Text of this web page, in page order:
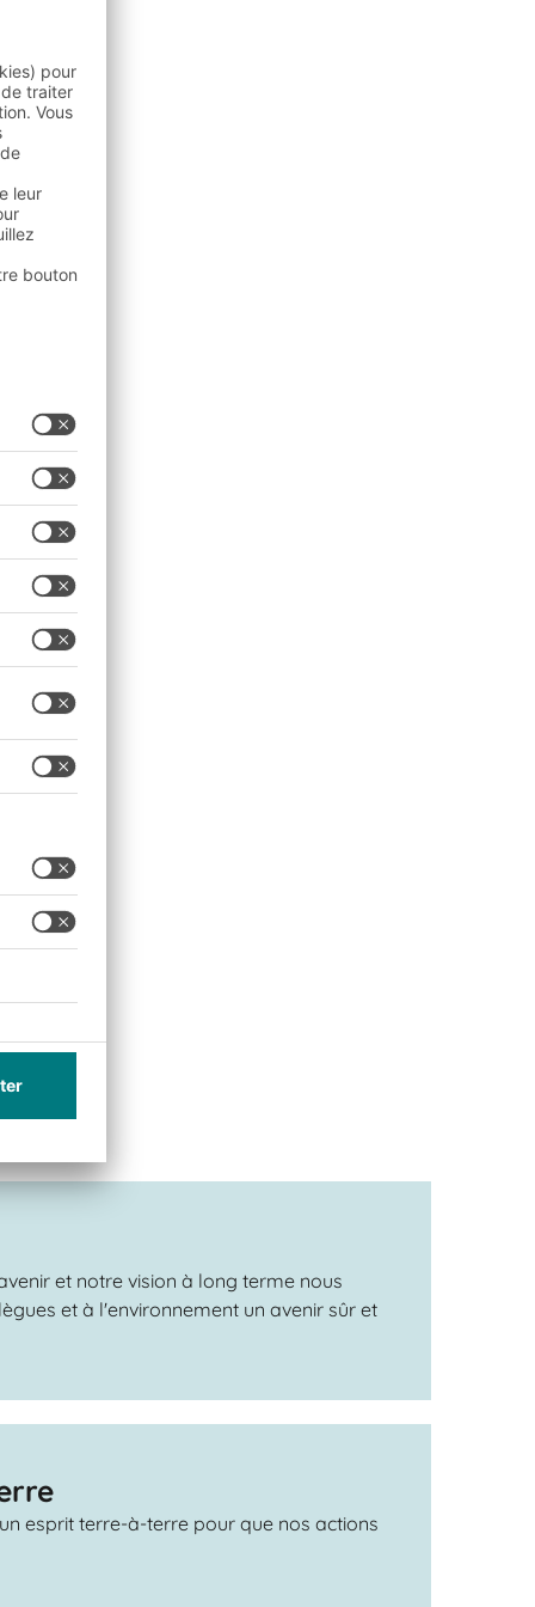
et notre vision à long terme nous
et à l'environnement un avenir sûr et
esprit terre-à-terre pour que nos actions